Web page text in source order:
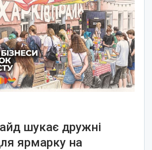
шукає дружні
ярмарку на